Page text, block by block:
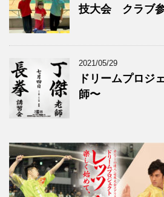
技大会 クラブ
2021/05/29
ドリームプロジ
師〜